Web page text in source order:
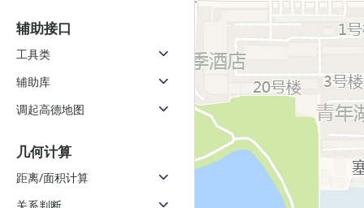
辅助接口
工具类
辅助库
调起高德地图
几何计算
距离/面积计算